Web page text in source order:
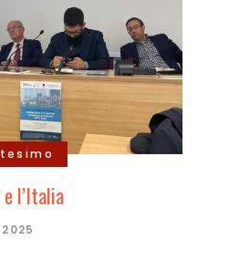
l’Italia